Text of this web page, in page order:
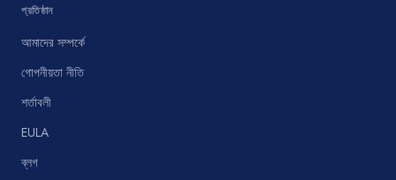
প্রতিষ্ঠান
আমাদের সম্পর্কে
গোপনীয়তা নীতি
শর্তাবলী
EULA
ব্লগ